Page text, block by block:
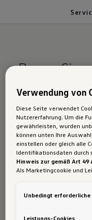
Bevor Sie
vergessen.
Ihr
auf
Verwendung von
Diese Seite verwendet
Nutzererfahrung. Um die
gewährleisten, wurden
können unten Ihre
einstellen oder gleich alle
Identifikationsdaten durch
Hinweis zur gemäß Art 49
Als Marketingcookie und
Daten in die USA
Unbedingt erforderliche
Leistungs-Cookies